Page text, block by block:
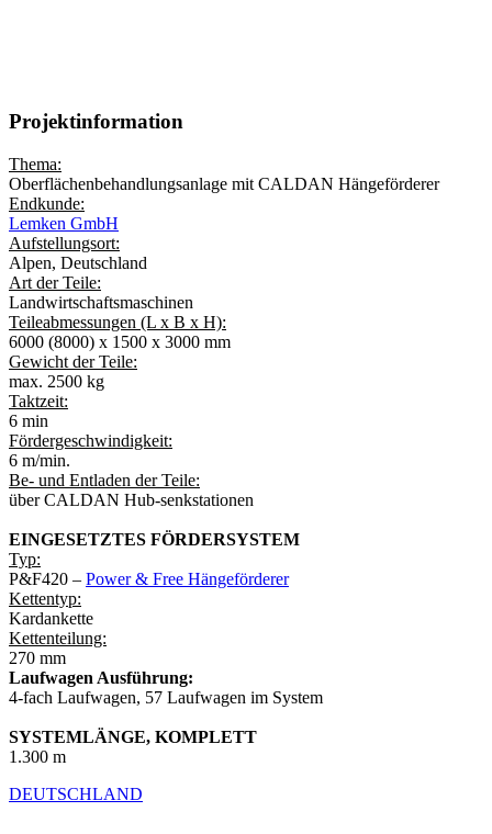
Projektinformation
Thema:
Oberflächenbehandlungsanlage mit CALDAN Hängeförderer
Endkunde:
Lemken GmbH
Aufstellungsort:
Alpen, Deutschland
Art der Teile:
Landwirtschaftsmaschinen
Teileabmessungen (L x B x H):
6000 (8000) x 1500 x 3000 mm
Gewicht der Teile:
max. 2500 kg
Taktzeit:
6 min
Fördergeschwindigkeit:
6 m/min.
Be- und Entladen der Teile:
über CALDAN Hub-senkstationen
EINGESETZTES FÖRDERSYSTEM
Typ:
P&F420 – Power & Free Hängeförderer
Kettentyp:
Kardankette
Kettenteilung:
270 mm
Laufwagen Ausführung:
4-fach Laufwagen, 57 Laufwagen im System
SYSTEMLÄNGE, KOMPLETT
1.300 m
DEUTSCHLAND